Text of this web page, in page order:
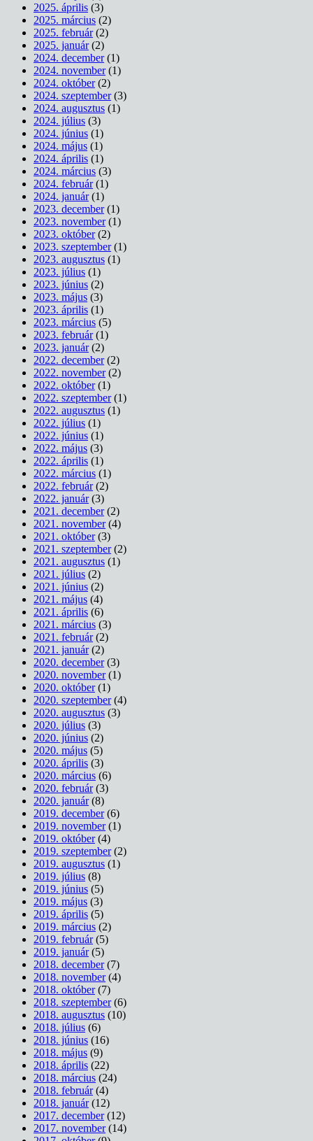
2025. április (3)
2025. március (2)
2025. február(2)
2025. január(2)
2024. december(1)
2024. november(1)
2024. október(2)
2024. szeptember(3)
2024. augusztus (1)
2024. július (3)
2024. június (1)
2024. május (1)
2024. április (1)
2024. március (3)
2024. február(1)
2024. január(1)
2023. december(1)
2023. november(1)
2023. október(2)
2023. szeptember(1)
2023. augusztus (1)
2023. július (1)
2023. június (2)
2023. május (3)
2023. április (1)
2023. március (5)
2023. február(1)
2023. január(2)
2022. december(2)
2022. november(2)
2022. október(1)
2022. szeptember(1)
2022. augusztus (1)
2022. július (1)
2022. június (1)
2022. május (3)
2022. április (1)
2022. március (1)
2022. február(2)
2022. január(3)
2021. december(2)
2021. november(4)
2021. október(3)
2021. szeptember(2)
2021. augusztus (1)
2021. július (2)
2021. június (2)
2021. május (4)
2021. április (6)
2021. március (3)
2021. február(2)
2021. január(2)
2020. december(3)
2020. november(1)
2020. október(1)
2020. szeptember(4)
2020. augusztus (3)
2020. július (3)
2020. június (2)
2020. május (5)
2020. április (3)
2020. március (6)
2020. február(3)
2020. január(8)
2019. december(6)
2019. november(1)
2019. október(4)
2019. szeptember(2)
2019. augusztus (1)
2019. július (8)
2019. június (5)
2019. május (3)
2019. április (5)
2019. március (2)
2019. február(5)
2019. január(5)
2018. december(7)
2018. november(4)
2018. október(7)
2018. szeptember(6)
2018. augusztus (10)
2018. július (6)
2018. június (16)
2018. május (9)
2018. április (22)
2018. március (24)
2018. február(4)
2018. január(12)
2017. december(12)
2017. november(14)